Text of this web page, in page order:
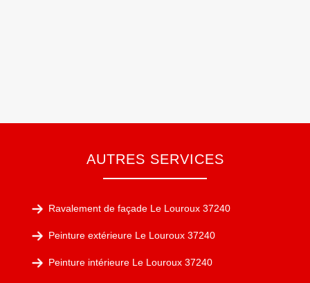
AUTRES SERVICES
Ravalement de façade Le Louroux 37240
Peinture extérieure Le Louroux 37240
Peinture intérieure Le Louroux 37240